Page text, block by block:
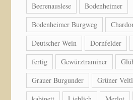
Beerenauslese
Bodenheimer
Bodenheimer Burgweg
Deutscher Wein
Dornfelder
fertig
Gewürztraminer
Grauer Burgunder
Grüner